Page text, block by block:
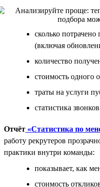
сколько
(включая
количество
стоимость одного
траты на услуги
статистика
Отчёт «Статистика по
работу рекрутеров
практики внутри команды:
показывает, как
стоимость